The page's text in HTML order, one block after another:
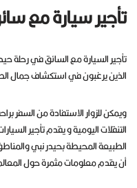
تأجير سيارة مع
تأجير السيارة مع السائق في رحلة
الذين يرغبون في استكشاف جمال
ويمكن للزوار الاستفادة من السفر
التنقلات اليومية و يقدم تأجير
الطبيعة المحيطة بحيدر نبي
أن يقدم معلومات مثمرة حول